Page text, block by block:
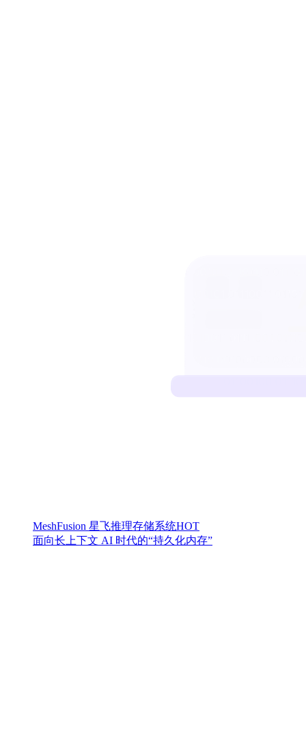
MeshFusion 星飞推理存储系统HOT
面向长上下文 AI 时代的“持久化内存”